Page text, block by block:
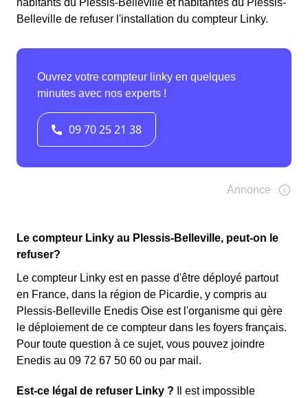
habitants du Plessis-Belleville et habitantes du Plessis-
Belleville de refuser l'installation du compteur Linky.
Le compteur Linky au Plessis-Belleville, peut-on le
refuser?
Le compteur Linky est en passe d'être déployé partout
en France, dans la région de Picardie, y compris au
Plessis-Belleville Enedis Oise est l'organisme qui gère
le déploiement de ce compteur dans les foyers français.
Pour toute question à ce sujet, vous pouvez joindre
Enedis au 09 72 67 50 60 ou par mail.
Est-ce légal de refuser Linky ? Il est impossible